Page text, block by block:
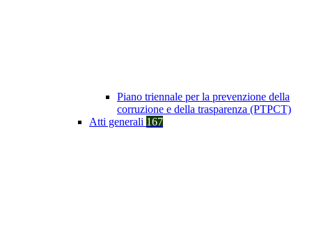
Piano triennale per la prevenzione della
corruzione e della trasparenza (PTPCT)
Atti generali 167